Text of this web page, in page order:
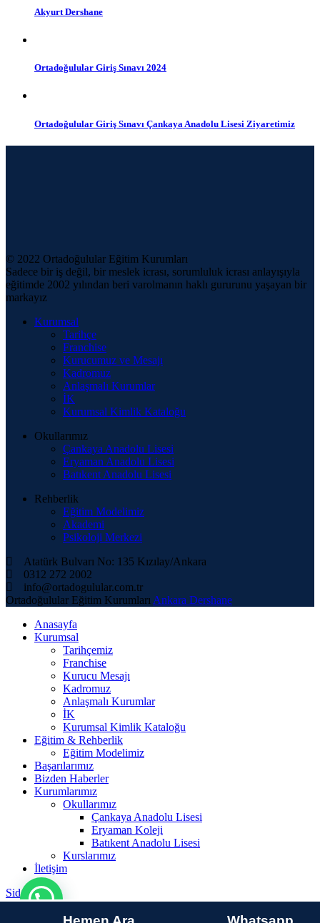
Akyurt Dershane
Ortadoğulular Giriş Sınavı 2024
Ortadoğulular Giriş Sınavı Çankaya Anadolu Lisesi Ziyaretimiz
© 2022 Ortadoğulular Eğitim Kurumları
Sadece bir iş değil, bir meslek icrası, sorumluluk icrası anlayışıyla
eğitimde 2002 yılından beri varolmanın haklı gururunu yaşayan bir
markayız
Kurumsal
Tarihçe
Franchise
Kurucumuz ve Mesajı
Kadromuz
Anlaşmalı Kurumlar
İK
Kurumsal Kimlik Kataloğu
Okullarımız
Çankaya Anadolu Lisesi
Eryaman Anadolu Lisesi
Batıkent Anadolu Lisesi
Rehberlik
Eğitim Modelimiz
Akademi
Psikoloji Merkezi
Atatürk Bulvarı No: 135 Kızılay/Ankara
0312 272 2002
info@ortadogulular.com.tr
Ortadoğulular Eğitim Kurumları Ankara Dershane
Anasayfa
Kurumsal
Tarihçemiz
Franchise
Kurucu Mesajı
Kadromuz
Anlaşmalı Kurumlar
İK
Kurumsal Kimlik Kataloğu
Eğitim & Rehberlik
Eğitim Modelimiz
Başarılarımız
Bizden Haberler
Kurumlarımız
Okullarımız
Çankaya Anadolu Lisesi
Eryaman Koleji
Batıkent Anadolu Lisesi
Kurslarımız
İletişim
Sidebar